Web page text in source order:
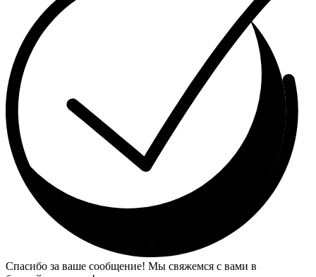
Спасибо за ваше сообщение! Мы свяжемся с вами в